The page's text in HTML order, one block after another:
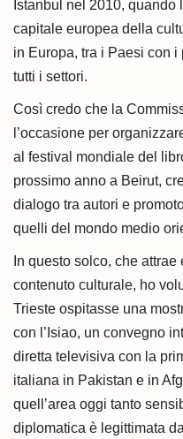
Istanbul nel 2010, quando
capitale europea della
in Europa, tra i Paesi con
tutti i settori.
Così credo che la
l’occasione per
al festival mondiale del
prossimo anno a Beirut,
dialogo tra autori e
quelli del mondo medio
In questo solco, che
contenuto culturale, ho
Trieste ospitasse una
con l’Isiao, un convegno
diretta televisiva con la
italiana in Pakistan e in
quell’area oggi tanto
diplomatica è legittimata